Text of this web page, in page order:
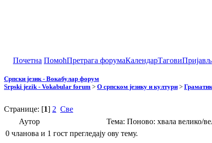
Почетна ПомоћПретрага форумаКалендарТагови
Српски језик - Вокабулар форум
Srpski jezik - Vokabular forum > О српском језику и култури >
Странице: [1] 2 Све
Аутор
Тема: Поново: хвала велико/
0 чланова и 1 гост прегледају ову тему.